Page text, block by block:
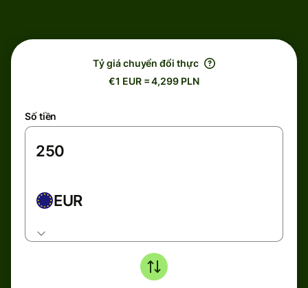
Tỷ giá chuyển đổi thực
€1 EUR = 4,299 PLN
Số tiền
EUR